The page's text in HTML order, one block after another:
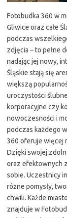
Fotobudka 360 w
Gliwice oraz całe
podczas
zdjęcia – to pełne
nadając jej nowy,
Śląskie stają się
większą
uroczystości
korporacyjne czy
nowoczesności i
podczas każdego
360 oferuje więcej
Dzięki swojej
oraz efektownych
sobie. Uczestnicy
różne pomysły,
chwili. Każde
znajduje w